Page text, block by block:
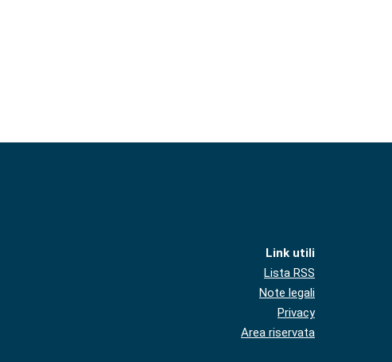
Link utili
Lista RSS
Note legali
Privacy
Area riservata